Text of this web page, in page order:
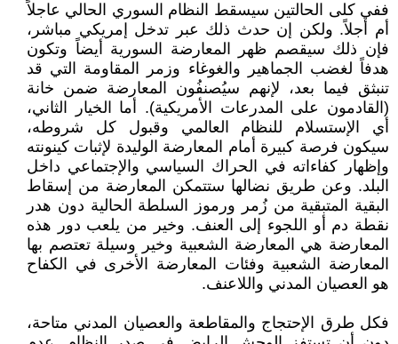
ففي كلى الحالتين سيسقط النظام السوري الحالي عاجلاً
أم أجلاً. ولكن إن حدث ذلك عبر تدخل إمريكي مباشر،
فإن ذلك سيقصم ظهر المعارضة السورية أيضاً وتكون
هدفاً لغضب الجماهير والغوغاء وزمر المقاومة التي قد
تنبثق فيما بعد، لإنهم سيُصنفُون المعارضة ضمن خانة
(القادمون على المدرعات الأمريكية). أما الخيار الثاني،
أي الإستسلام للنظام العالمي وقبول كل شروطه،
سيكون فرصة كبيرة أمام المعارضة الوليدة لإثبات كينونته
وإظهار كفاءاته في الحراك السياسي والإجتماعي داخل
البلد. وعن طريق نضالها ستتمكن المعارضة من إسقاط
البقية المتبقية من زُمر ورموز السلطة الحالية دون هدر
نقطة دم أو اللجوء إلى العنف. وخير من يلعب دور هذه
المعارضة هي المعارضة الشعبية وخير وسيلة تعتصم بها
المعارضة الشعبية وفئات المعارضة الأخرى في الكفاح
هو العصيان المدني واللاعنف.
فكل طرق الإحتجاج والمقاطعة والعصيان المدني متاحة،